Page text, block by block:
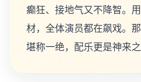
癫狂、接地气又不降智。
材，全体演员都在飙戏。
堪称一绝，配乐更是神来之